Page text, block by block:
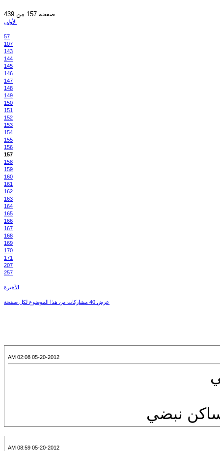
صفحة 157 من 439
الأولى
57
107
143
144
145
146
147
148
149
150
151
152
153
154
155
156
157
158
159
160
161
162
163
164
165
166
167
168
169
170
171
207
257
الأخيرة
عرض 40 مشاركات من هذا الموضوع لكل صفحة
05-20-2012 02:08 AM
نبضي
05-20-2012 08:59 AM